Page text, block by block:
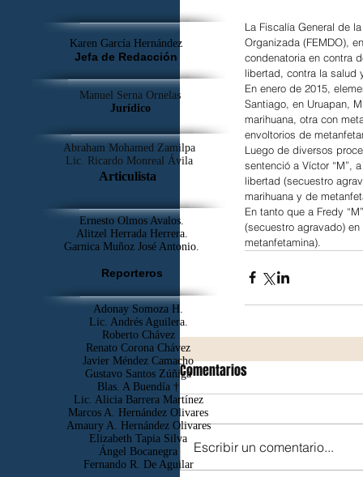
La Fiscalía General de
Organizada (FEMDO),
condenatoria en contra
libertad, contra la salud
En enero de 2015,
Santiago, en Uruapan,
marihuana, otra con
envoltorios de
Luego de diversos
sentenció a Víctor “M”,
libertad (secuestro
marihuana y de
En tanto que a Fredy
(secuestro agravado)
metanfetamina).
Comentarios
Escribir un comentario...
Karen García Hernández
Jefa de Redacción
Manuel Serna Ornelas
Jurídico
Abraham Mohamed Zamilpa
Lic. Ricardo Monreal Ávila
Articulista
Ernesto Olmos Avalos.
Alitzel Herrada Herrera.
Garnica Muñoz José Antonio.
Reporteros
Adonay Somoza H.
Lic. Andrés Aguilera.
Roberto Chávez
Renato Corona Chávez
Javier Méndez Camacho
Gustavo Santos Zúñiga
Blas. A Buendía †
​Lic. Alicia Barrera Martínez
Marcos A. Hernández Olivares
Amaury A. Hernández Olivares
Elizabeth Tapia Silva
Ángel Bocanegra
Fernando R. De Aguilar